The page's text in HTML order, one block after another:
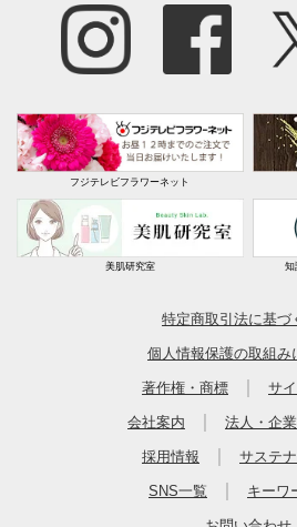
フジテレビフラワーネット
美肌研究室 知
特定商取引法に基づ
個人情報保護の取組み
著作権・商標 サ
会社案内 法人・企
採用情報 サステ
SNS一覧 キーワ